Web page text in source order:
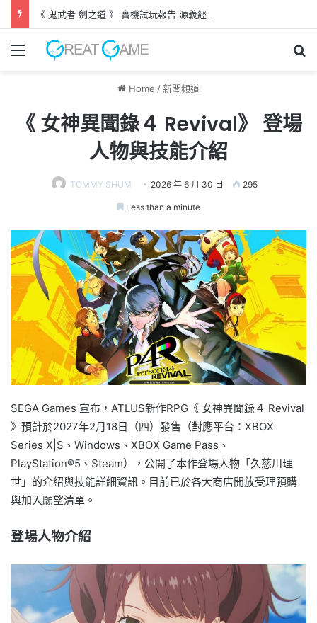
《 鬼武者 劍之道 》 實機試玩報告 源義經將是事件的起源！？
Menu
Home /新聞頻道
《 女神異聞錄４ Revival》 登場
人物與技能介紹
TOMMY SHUM 2026 年 6 月 30 日 295
Less than a minute
SEGA Games 宣布，ATLUS新作RPG《 女神異聞錄４ Revival
》預計於2027年2月18日（四）發售（對應平台：XBOX
Series X|S、Windows、XBOX Game Pass、
PlayStation®5、Steam），公開了本作登場人物「久慈川理
世」的介紹與技能詳細資訊。目前已於各大商店開放受理預購
與加入願望清單。
登場人物介紹